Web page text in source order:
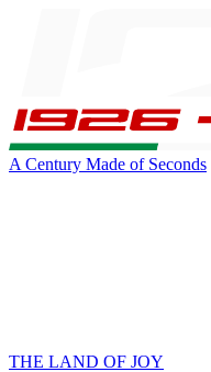
A Century Made of Seconds
THE LAND OF JOY